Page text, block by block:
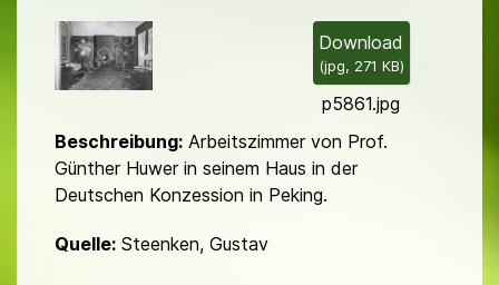
l
d
Download
(jpg, 271 KB)
p5861.jpg
Beschreibung: Arbeitszimmer von Prof.
Günther Huwer in seinem Haus in der
Deutschen Konzession in Peking.
Quelle: Steenken, Gustav